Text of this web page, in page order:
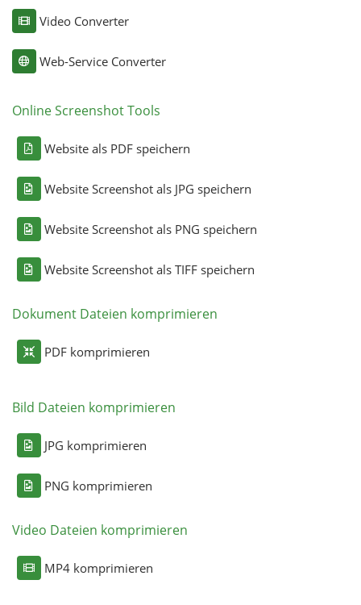
Video Converter
Web-Service Converter
Online Screenshot Tools
Website als PDF speichern
Website Screenshot als JPG speichern
Website Screenshot als PNG speichern
Website Screenshot als TIFF speichern
Dokument Dateien komprimieren
PDF komprimieren
Bild Dateien komprimieren
JPG komprimieren
PNG komprimieren
Video Dateien komprimieren
MP4 komprimieren